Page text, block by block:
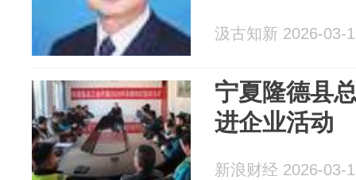
汲古知新 2026-03-
宁夏隆德县
进企业活动
新浪财经 2026-03-